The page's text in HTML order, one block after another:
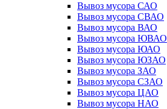
Вывоз мусора САО
Вывоз мусора СВАО
Вывоз мусора ВАО
Вывоз мусора ЮВАО
Вывоз мусора ЮАО
Вывоз мусора ЮЗАО
Вывоз мусора ЗАО
Вывоз мусора СЗАО
Вывоз мусора ЦАО
Вывоз мусора НАО